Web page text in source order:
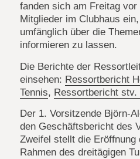
fanden sich am Freitag
Mitglieder im Clubhaus
umfänglich über die
informieren zu lassen.
Die Berichte der
einsehen: Ressortbericht
Tennis, Ressortbericht stv.
Der 1. Vorsitzende Björn-
den Geschäftsbericht des
Zweifel stellt die
Rahmen des dreitägigen